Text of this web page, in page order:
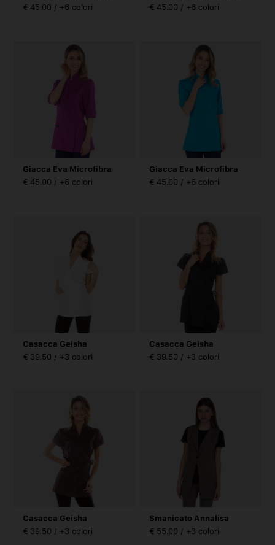
€ 45.00 / +6 colori
€ 45.00 / +6 colori
Giacca Eva Microfibra
€ 45.00 / +6 colori
Giacca Eva Microfibra
€ 45.00 / +6 colori
Casacca Geisha
€ 39.50 / +3 colori
Casacca Geisha
€ 39.50 / +3 colori
Casacca Geisha
€ 39.50 / +3 colori
Smanicato Annalisa
€ 55.00 / +3 colori